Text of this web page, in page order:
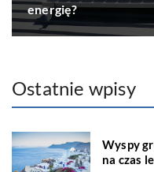
energię?
Ostatnie wpisy
Wyspy
na czas